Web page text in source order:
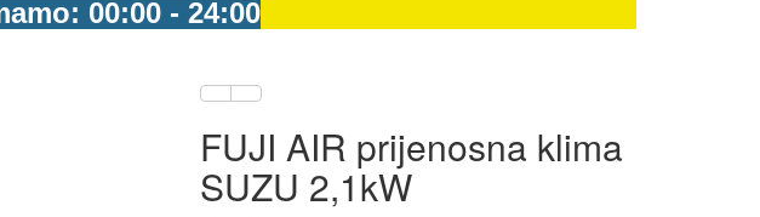
00:00 - 24:00
FUJI AIR prijenosna klima
SUZU 2,1kW